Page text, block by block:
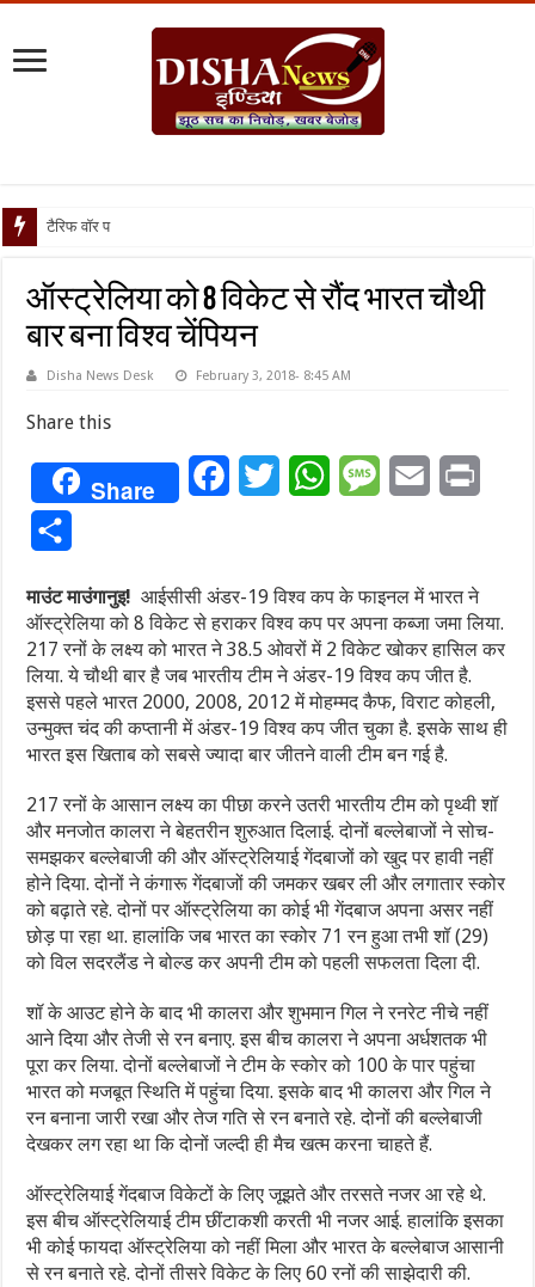
टैरिफ वॉर पर पिघली बर्फ, ट
ऑस्ट्रेलिया को 8 विकेट से रौंद भारत चौथी
बार बना विश्व चेंपियन
Disha News Desk February 3, 2018- 8:45 AM
Share this
Share FacebookTwitterWhatsAppMessageEmail
माउंट माउंगानुइ! आईसीसी अंडर-19 विश्व कप के फाइनल में भारत ने
ऑस्ट्रेलिया को 8 विकेट से हराकर विश्व कप पर अपना कब्जा जमा लिया.
217 रनों के लक्ष्य को भारत ने 38.5 ओवरों में 2 विकेट खोकर हासिल कर
लिया. ये चौथी बार है जब भारतीय टीम ने अंडर-19 विश्व कप जीत है.
इससे पहले भारत 2000, 2008, 2012 में मोहम्मद कैफ, विराट कोहली,
उन्मुक्त चंद की कप्तानी में अंडर-19 विश्व कप जीत चुका है. इसके साथ ही
भारत इस खिताब को सबसे ज्यादा बार जीतने वाली टीम बन गई है.
217 रनों के आसान लक्ष्य का पीछा करने उतरी भारतीय टीम को पृथ्वी शॉ
और मनजोत कालरा ने बेहतरीन शुरुआत दिलाई. दोनों बल्लेबाजों ने सोच-
समझकर बल्लेबाजी की और ऑस्ट्रेलियाई गेंदबाजों को खुद पर हावी नहीं
होने दिया. दोनों ने कंगारू गेंदबाजों की जमकर खबर ली और लगातार स्कोर
को बढ़ाते रहे. दोनों पर ऑस्ट्रेलिया का कोई भी गेंदबाज अपना असर नहीं
छोड़ पा रहा था. हालांकि जब भारत का स्कोर 71 रन हुआ तभी शॉ (29)
को विल सदरलैंड ने बोल्ड कर अपनी टीम को पहली सफलता दिला दी.
शॉ के आउट होने के बाद भी कालरा और शुभमान गिल ने रनरेट नीचे नहीं
आने दिया और तेजी से रन बनाए. इस बीच कालरा ने अपना अर्धशतक भी
पूरा कर लिया. दोनों बल्लेबाजों ने टीम के स्कोर को 100 के पार पहुंचा
भारत को मजबूत स्थिति में पहुंचा दिया. इसके बाद भी कालरा और गिल ने
रन बनाना जारी रखा और तेज गति से रन बनाते रहे. दोनों की बल्लेबाजी
देखकर लग रहा था कि दोनों जल्दी ही मैच खत्म करना चाहते हैं.
ऑस्ट्रेलियाई गेंदबाज विकेटों के लिए जूझते और तरसते नजर आ रहे थे.
इस बीच ऑस्ट्रेलियाई टीम छींटाकशी करती भी नजर आई. हालांकि इसका
भी कोई फायदा ऑस्ट्रेलिया को नहीं मिला और भारत के बल्लेबाज आसानी
से रन बनाते रहे. दोनों तीसरे विकेट के लिए 60 रनों की साझेदारी की.